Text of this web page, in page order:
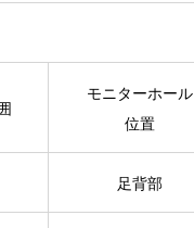
モニターホール
位置
足背部